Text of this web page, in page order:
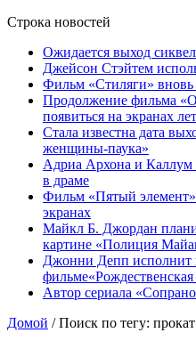
Строка новостей
Ожидается выход
Джейсон Стэйтем
Фильм «Стиляги» вновь
Продолжение фильма
появиться на экранах
Стала известна дата
женщины-паука»
Адриа Архона и Каллум
в драме
Фильм «Пятый
экранах
Майкл Б. Джордан
картине «Полиция
Джонни Депп исполнит
фильме«Рождественская
Автор сериала
Домой / Поиск по тегу: